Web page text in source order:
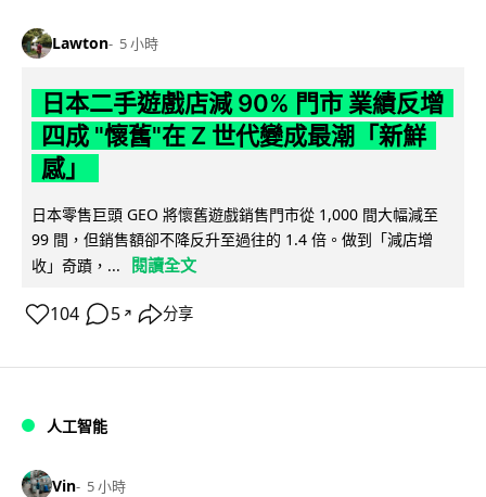
Lawton 5 小時
日本二手遊戲店減 90% 門市 業績反增
四成 "懷舊"在 Z 世代變成最潮「新鮮
感」
日本零售巨頭 GEO 將懷舊遊戲銷售門市從 1,000 間大幅減至
99 間，但銷售額卻不降反升至過往的 1.4 倍。做到「減店增
收」奇蹟，...
閱讀全文
104 5 ↗ 分享
人工智能
Vin 5 小時